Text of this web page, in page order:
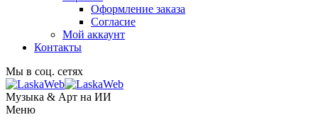
Оформление заказа
Согласие
Мой аккаунт
Контакты
Мы в соц. сетях
Музыка & Арт на ИИ
Меню